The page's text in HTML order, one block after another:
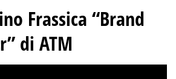
Frassica “Brand
di ATM